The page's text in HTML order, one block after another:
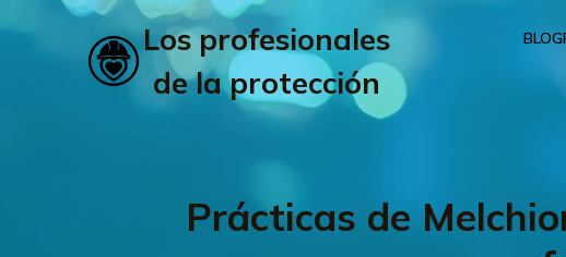
Los profesionales
de la protección
BLOG
Prácticas de